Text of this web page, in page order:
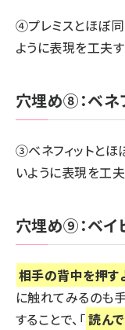
④プレミスとほぼ同
ように表現を工夫す
穴埋め⑧：ベネ
③ベネフィットとほ
いように表現を工夫
穴埋め⑨：ベイ
相手の背中を押す
に触れてみるのも
することで、「読ん